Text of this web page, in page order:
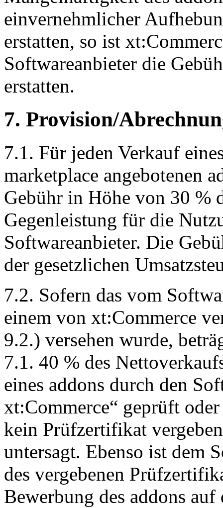
einvernehmlicher
erstatten, so ist
Softwareanbieter die
erstatten.
7. Provision/
7.1. Für jeden Verkauf
marketplace angebotenen
Gebühr in Höhe von 30 %
Gegenleistung für die
Softwareanbieter. Die
der gesetzlichen
7.2. Sofern das vom
einem von xt:Commerce
9.2.) versehen wurde,
7.1. 40 % des
eines addons durch den
xt:Commerce“ geprüft
kein Prüfzertifikat
untersagt. Ebenso ist dem
des vergebenen
Bewerbung des addons